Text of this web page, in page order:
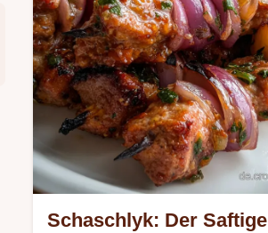
Schaschlyk: Der Saftige